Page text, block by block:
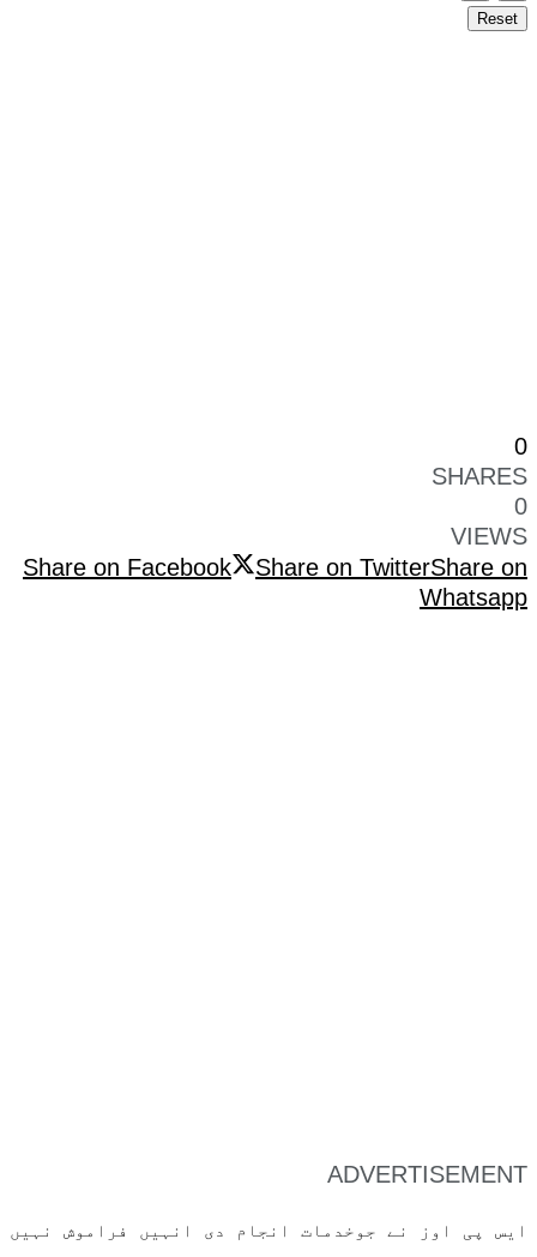
Reset
0
SHARES
0
VIEWS
Share on Facebook
Share on TwitterShare on
Whatsapp
ADVERTISEMENT
ایس پی اوز نے جوخدمات انجام دی انہیں فراموش نہیں